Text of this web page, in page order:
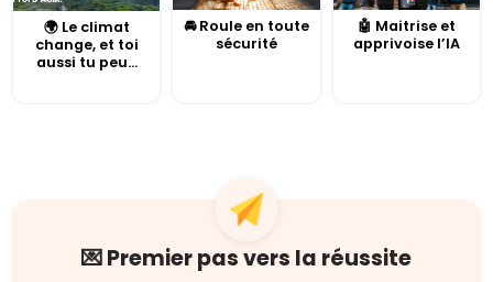
🌍 Le climat
change, et toi
aussi tu peu...
🚘 Roule en toute
sécurité
🤖 Maitrise et
apprivoise l’IA
💌 Premier pas vers la réussite